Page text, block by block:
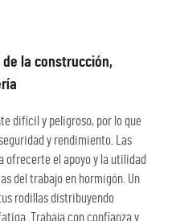
la construcción,
difícil y peligroso, por lo que
y rendimiento. Las
ofrecerte el apoyo y la utilidad
del trabajo en hormigón. Un
rodillas distribuyendo
Trabaja con confianza y